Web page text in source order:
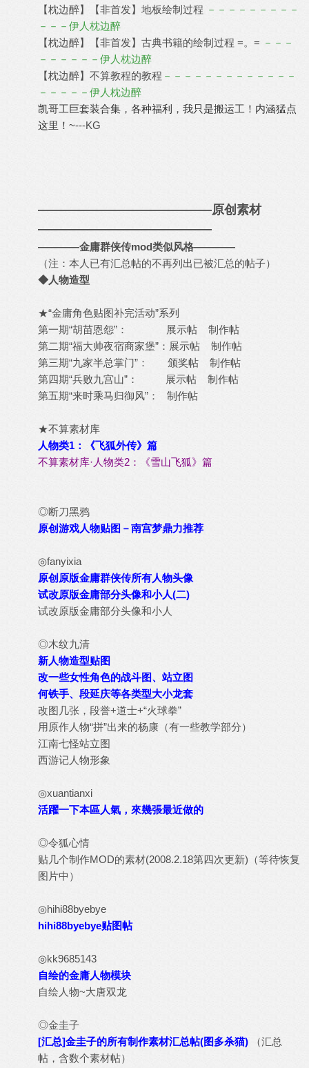
【枕边醉】【非首发】地板绘制过程 －－－－－－－－－
－－－伊人枕边醉
【枕边醉】【非首发】古典书籍的绘制过程 =。= －－－
－－－－－－伊人枕边醉
【枕边醉】不算教程的教程 －－－－－－－－－－－－－
－－－－－伊人枕边醉
凯哥工巨套装合集，各种福利，我只是搬运工！内涵猛点
这里！~---KG
——————————————原创素材
——————————————
————金庸群侠传mod类似风格————
（注：本人已有汇总帖的不再列出已被汇总的帖子）
◆人物造型
★“金庸角色贴图补完活动”系列
第一期“胡苗恩怨”：
展示帖
制作帖
第二期“福大帅夜宿商家堡”： 展示帖
制作帖
第三期“九家半总掌门”： 颁奖帖
制作帖
第四期“兵败九宫山”：
展示帖
制作帖
第五期“来时乘马归御风”： 制作帖
★不算素材库
人物类1：《飞狐外传》篇
不算素材库·人物类2：《雪山飞狐》篇
◎断刀黑鸦
原创游戏人物贴图－南宫梦鼎力推荐
◎fanyixia
原创原版金庸群侠传所有人物头像
试改原版金庸部分头像和小人(二)
试改原版金庸部分头像和小人
◎木纹九清
新人物造型贴图
改一些女性角色的战斗图、站立图
何铁手、段延庆等各类型大小龙套
改图几张，段誉+道士+“火球拳”
用原作人物“拼”出来的杨康 （有一些教学部分）
江南七怪站立图
西游记人物形象
◎xuantianxi
活躍一下本區人氣，來幾張最近做的
◎令狐心情
贴几个制作MOD的素材(2008.2.18第四次更新) （等待恢复
图片中）
◎hihi88byebye
hihi88byebye贴图帖
◎kk9685143
自绘的金庸人物模块
自绘人物~大唐双龙
◎金圭子
[汇总]金圭子的所有制作素材汇总帖(图多杀猫)
（汇总
帖，含数个素材帖）